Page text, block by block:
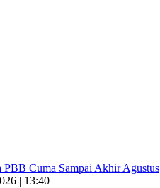
PBB Cuma Sampai Akhir Agustus
| 13:40